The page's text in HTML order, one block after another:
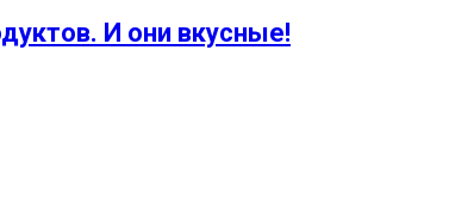
И они вкусные!